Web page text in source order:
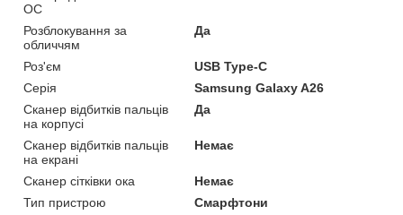
ОС
Розблокування за
обличчям
Да
Роз'єм
USB Type-C
Серія
Samsung Galaxy A26
Сканер відбитків пальців
на корпусі
Да
Сканер відбитків пальців
на екрані
Немає
Сканер сітківки ока
Немає
Тип пристрою
Смарфтони